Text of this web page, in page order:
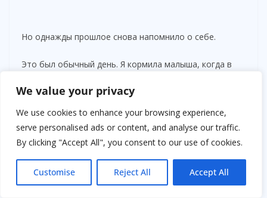
We value your privacy
We use cookies to enhance your browsing experience,
serve personalised ads or content, and analyse our traffic.
By clicking "Accept All", you consent to our use of cookies.
Customise Reject All Accept All
Но однажды прошлое снова напомнило о себе.
Это был обычный день. Я кормила малыша, когда в
сомневался, стоит ли вообще приходить.
Я открыла — и на мгновение перестала дышать.
На пороге стоял он.
Я едва узнала его.